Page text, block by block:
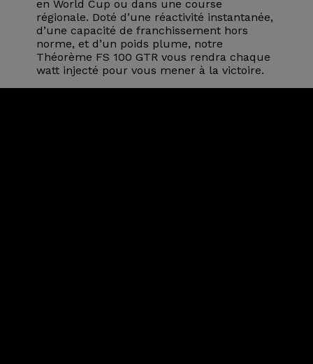
en World Cup ou dans une course
régionale. Doté d’une réactivité instantanée,
d’une capacité de franchissement hors
norme, et d’un poids plume, notre
Théorème FS 100 GTR vous rendra chaque
watt injecté pour vous mener à la victoire.